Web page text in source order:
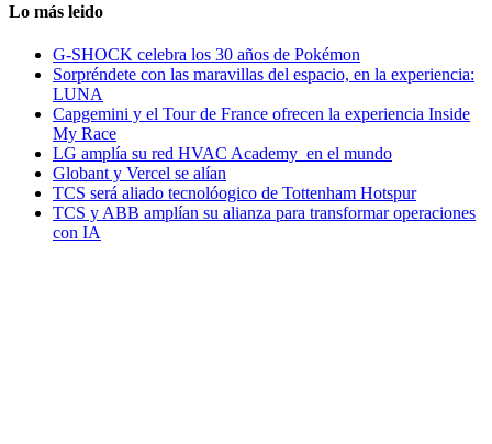
Lo más leido
G-SHOCK celebra los 30 años de Pokémon
Sorpréndete con las maravillas del espacio, en la experiencia:
LUNA
Capgemini y el Tour de France ofrecen la experiencia Inside
My Race
LG amplía su red HVAC Academy en el mundo
Globant y Vercel se alían
TCS será aliado tecnolóogico de Tottenham Hotspur
TCS y ABB amplían su alianza para transformar operaciones
con IA